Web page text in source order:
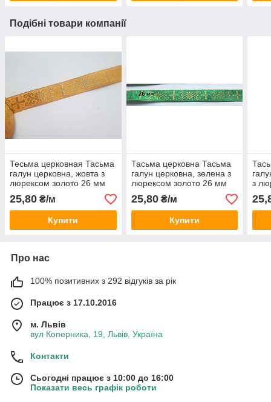
Подібні товари компанії
Тесьма церковная Тасьма
галун церковна, жовта з
люрексом золото 26 мм
25,80 ₴/м
Купити
Тасьма церковна Тасьма
галун церковна, зелена з
люрексом золото 26 мм
25,80₴/м
Купити
з
Про нас
100% позитивних з 292 відгуків за рік
Працює з 17.10.2016
м. Львів
вул Коперника, 19, Львів, Україна
Контакти
Сьогодні працює з 10:00 до 16:00
Показати весь графік роботи